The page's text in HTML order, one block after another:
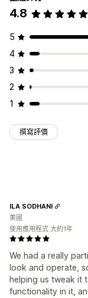
4.8
5
4
3
2
1
撰寫評價
We had a really
look and operate,
helping us tweak it
functionality in it,
ILA SODHANI
美國
使用應用程式 大約1年